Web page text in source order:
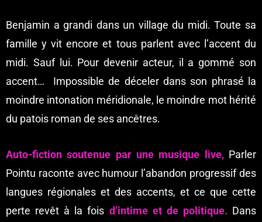
Benjamin a grandi dans un village du midi. Toute sa
famille y vit encore et tous parlent avec l’accent du
midi. Sauf lui. Pour devenir acteur, il a gommé son
accent… Impossible de déceler dans son phrasé la
moindre intonation méridionale, le moindre mot hérité
du patois roman de ses ancêtres.
Auto-fiction soutenue par une musique live, Parler
Pointu raconte avec humour l’abandon progressif des
langues régionales et des accents, et ce que cette
perte revêt à la fois d’intime et de politique. Dans